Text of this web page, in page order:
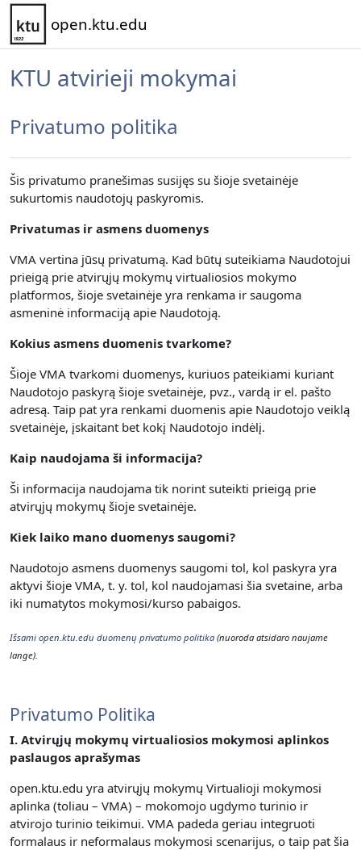
Pereiti į pagrindinį turinį
open.ktu.edu
KTU atvirieji mokymai
Privatumo politika
Šis privatumo pranešimas susijęs su šioje svetainėje
sukurtomis naudotojų paskyromis.
Privatumas ir asmens duomenys
VMA vertina jūsų privatumą. Kad būtų suteikiama Naudotojui
prieigą prie atvirųjų mokymų virtualiosios mokymo
platformos, šioje svetainėje yra renkama ir saugoma
asmeninė informaciją apie Naudotoją.
Kokius asmens duomenis tvarkome?
Šioje VMA tvarkomi duomenys, kuriuos pateikiami kuriant
Naudotojo paskyrą šioje svetainėje, pvz., vardą ir el. pašto
adresą. Taip pat yra renkami duomenis apie Naudotojo veiklą
svetainėje, įskaitant bet kokį Naudotojo indėlį.
Kaip naudojama ši informacija?
Ši informacija naudojama tik norint suteikti prieigą prie
atvirųjų mokymų šioje svetainėje.
Kiek laiko mano duomenys saugomi?
Naudotojo asmens duomenys saugomi tol, kol paskyra yra
aktyvi šioje VMA, t. y. tol, kol naudojamasi šia svetaine, arba
iki numatytos mokymosi/kurso pabaigos.
Išsami open.ktu.edu duomenų privatumo politika (nuoroda atsidaro naujame
lange).
Privatumo Politika
I. Atvirųjų mokymų virtualiosios mokymosi aplinkos
paslaugos aprašymas
open.ktu.edu yra atvirųjų mokymų Virtualioji mokymosi
aplinka (toliau – VMA) – mokomojo ugdymo turinio ir
atvirojo turinio teikimui. VMA padeda geriau integruoti
formalaus ir neformalaus mokymosi scenarijus, o taip pat šia